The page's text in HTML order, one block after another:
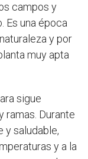
campos y
Es una época
y por
muy apta
sigue
ramas. Durante
y saludable,
y a la